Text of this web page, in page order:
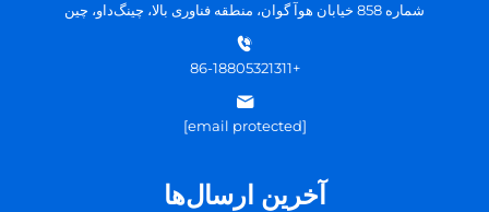
شماره 858 خیابان هوآ گوان، منطقه فناوری بالا، چینگ‌داو، چین
+86-18805321311
[email protected]
آخرین ارسال‌ها